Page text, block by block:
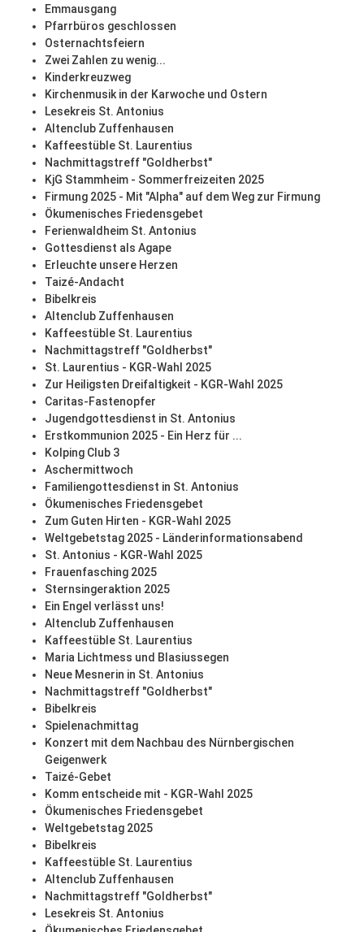
Emmausgang
Pfarrbüros geschlossen
Osternachtsfeiern
Zwei Zahlen zu wenig...
Kinderkreuzweg
Kirchenmusik in der Karwoche und Ostern
Lesekreis St. Antonius
Altenclub Zuffenhausen
Kaffeestüble St. Laurentius
Nachmittagstreff "Goldherbst"
KjG Stammheim - Sommerfreizeiten 2025
Firmung 2025 - Mit "Alpha" auf dem Weg zur Firmung
Ökumenisches Friedensgebet
Ferienwaldheim St. Antonius
Gottesdienst als Agape
Erleuchte unsere Herzen
Taizé-Andacht
Bibelkreis
Altenclub Zuffenhausen
Kaffeestüble St. Laurentius
Nachmittagstreff "Goldherbst"
St. Laurentius - KGR-Wahl 2025
Zur Heiligsten Dreifaltigkeit - KGR-Wahl 2025
Caritas-Fastenopfer
Jugendgottesdienst in St. Antonius
Erstkommunion 2025 - Ein Herz für ...
Kolping Club 3
Aschermittwoch
Familiengottesdienst in St. Antonius
Ökumenisches Friedensgebet
Zum Guten Hirten - KGR-Wahl 2025
Weltgebetstag 2025 - Länderinformationsabend
St. Antonius - KGR-Wahl 2025
Frauenfasching 2025
Sternsingeraktion 2025
Ein Engel verlässt uns!
Altenclub Zuffenhausen
Kaffeestüble St. Laurentius
Maria Lichtmess und Blasiussegen
Neue Mesnerin in St. Antonius
Nachmittagstreff "Goldherbst"
Bibelkreis
Spielenachmittag
Konzert mit dem Nachbau des Nürnbergischen
Geigenwerk
Taizé-Gebet
Komm entscheide mit - KGR-Wahl 2025
Ökumenisches Friedensgebet
Weltgebetstag 2025
Bibelkreis
Kaffeestüble St. Laurentius
Altenclub Zuffenhausen
Nachmittagstreff "Goldherbst"
Lesekreis St. Antonius